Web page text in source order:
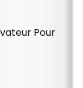
Pour